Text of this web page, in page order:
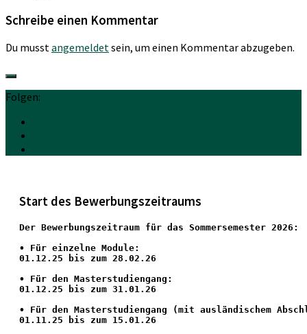
Schreibe einen Kommentar
Du musstangemeldetsein, um einen Kommentar abzugeben.
Folgen:
Start des Bewerbungszeitraums
Der Bewerbungszeitraum für das Sommersemester 2026:
• Für einzelne Module:
01.12.25 bis zum 28.02.26
• Für den Masterstudiengang:
01.12.25 bis zum 31.01.26
• Für den Masterstudiengang (mit ausländischem
01.11.25 bis zum 15.01.26